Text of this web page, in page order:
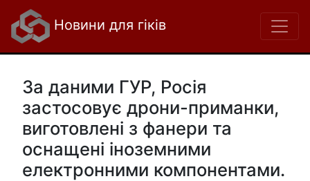
Новини для гіків
За даними ГУР, Росія
застосовує дрони-приманки,
виготовлені з фанери та
оснащені іноземними
електронними компонентами.